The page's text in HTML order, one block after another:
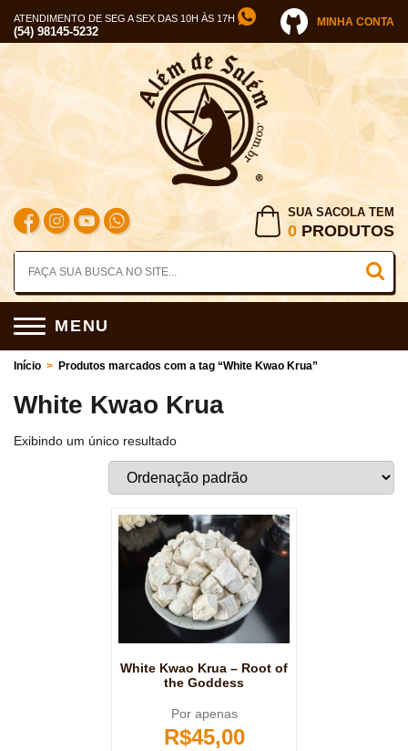
ATENDIMENTO DE SEG A SEX DAS 10H ÀS 17H
(54) 98145-5232
MINHA CONTA
SUA SACOLA TEM
0 PRODUTOS
MENU
Início > Produtos marcados com a tag “White Kwao Krua”
White Kwao Krua
Exibindo um único resultado
White Kwao Krua – Root of
the Goddess
Por apenas
R$45,00